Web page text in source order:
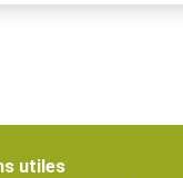
utiles